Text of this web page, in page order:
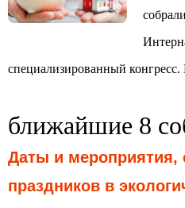
специализированный
ближайшие 8
Даты и мероприятия,
праздников в